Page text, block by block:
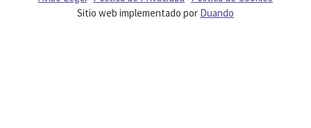
Sitio web implementado por Duando